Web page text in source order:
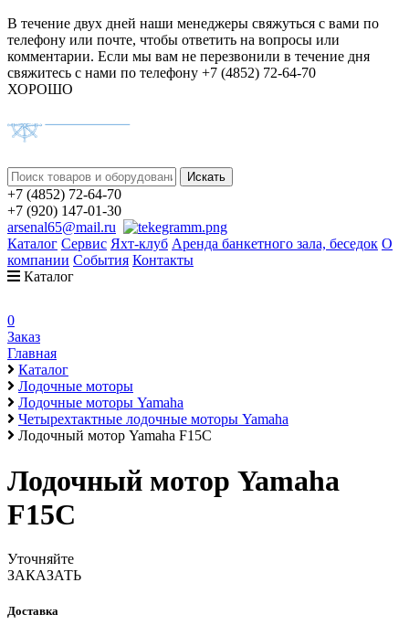
В течение двух дней наши менеджеры свяжуться с вами по
телефону или почте, чтобы ответить на вопросы или
комментарии. Если мы вам не перезвонили в течение дня
свяжитесь с нами по телефону +7 (4852) 72-64-70
ХОРОШО
+7 (4852) 72-64-70
+7 (920) 147-01-30
arsenal65@mail.ru
Каталог Сервис Яхт-клуб Аренда банкетного зала, беседок О
компании События Контакты
Каталог
0
Заказ
Главная
Каталог
Лодочные моторы
Лодочные моторы Yamaha
Четырехтактные лодочные моторы Yamaha
Лодочный мотор Yamaha F15C
Лодочный мотор Yamaha
F15C
Уточняйте
ЗАКАЗАТЬ
Доставка